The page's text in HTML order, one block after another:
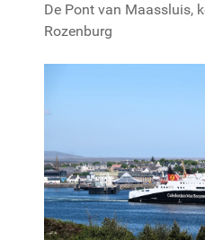
De Pont van Maassluis,
Rozenburg